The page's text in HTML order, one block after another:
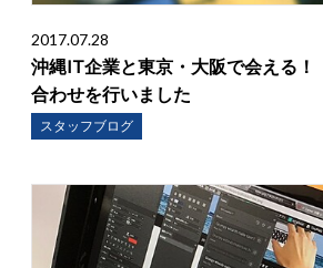
2017.07.28
沖縄IT企業と東京・大阪で会える
合わせを行いました
スタッフブログ